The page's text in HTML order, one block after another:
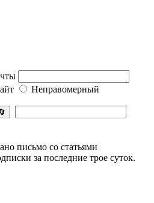
Неправомерный
письмо со статьями
за последние трое суток.